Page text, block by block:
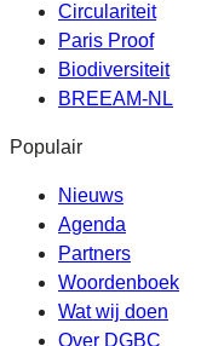
Circulariteit
Paris Proof
Biodiversiteit
BREEAM-NL
Populair
Nieuws
Agenda
Partners
Woordenboek
Wat wij doen
Over DGBC